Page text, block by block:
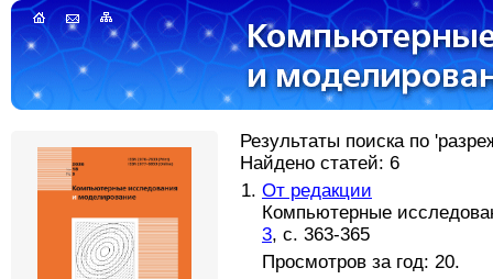
Результаты поиска по
Найдено статей: 6
От редакции
Компьютерные
3, с. 363-365
Просмотров за год: 20.